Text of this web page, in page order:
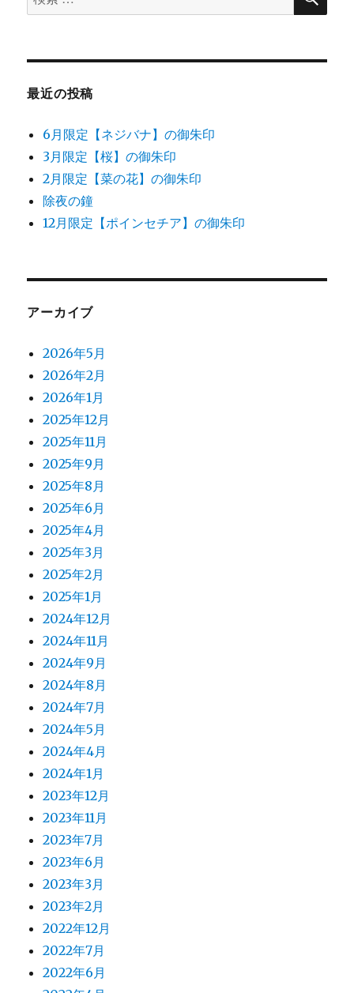
蔀
と
索
象:
最近の投稿
6月限定【ネジバナ】の御朱印
3月限定【桜】の御朱印
2月限定【菜の花】の御朱印
除夜の鐘
12月限定【ポインセチア】の御朱印
アーカイブ
2026年5月
2026年2月
2026年1月
2025年12月
2025年11月
2025年9月
2025年8月
2025年6月
2025年4月
2025年3月
2025年2月
2025年1月
2024年12月
2024年11月
2024年9月
2024年8月
2024年7月
2024年5月
2024年4月
2024年1月
2023年12月
2023年11月
2023年7月
2023年6月
2023年3月
2023年2月
2022年12月
2022年7月
2022年6月